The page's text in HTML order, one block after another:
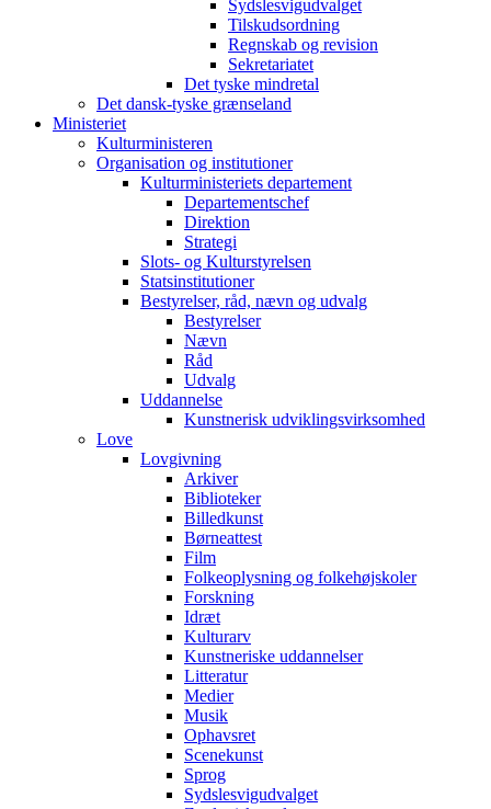
Sydslesvigudvalget
Tilskudsordning
Regnskab og revision
Sekretariatet
Det tyske mindretal
Det dansk-tyske grænseland
Ministeriet
Kulturministeren
Organisation og institutioner
Kulturministeriets departement
Departementschef
Direktion
Strategi
Slots- og Kulturstyrelsen
Statsinstitutioner
Bestyrelser, råd, nævn og udvalg
Bestyrelser
Nævn
Råd
Udvalg
Uddannelse
Kunstnerisk udviklingsvirksomhed
Love
Lovgivning
Arkiver
Biblioteker
Billedkunst
Børneattest
Film
Folkeoplysning og folkehøjskoler
Forskning
Idræt
Kulturarv
Kunstneriske uddannelser
Litteratur
Medier
Musik
Ophavsret
Scenekunst
Sprog
Sydslesvigudvalget